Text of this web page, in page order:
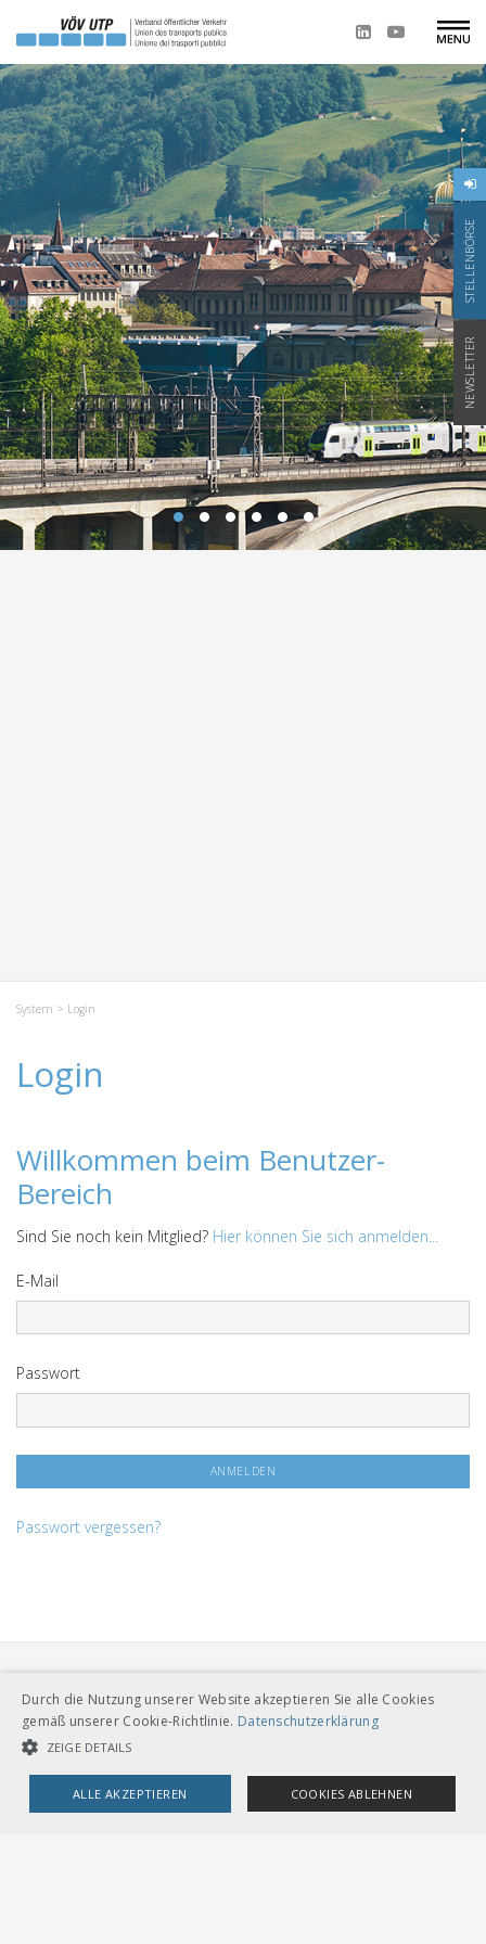
STELLENBÖRSE
NEWSLETTER
System > Login
Login
Willkommen beim Benutzer-
Bereich
Sind Sie noch kein Mitglied? Hier können Sie sich anmelden...
E-Mail
Passwort
Passwort vergessen?
VERBAND ÖFFENTLICHER VERKEHR
Dählhölzliweg 12
CH-3005 Bern
Durch die Nutzung unserer Website akzeptieren Sie alle Cookies
gemäß unserer Cookie-Richtlinie. Datenschutzerklärung
ZEIGE DETAILS
ALLE AKZEPTIEREN COOKIES ABLEHNEN